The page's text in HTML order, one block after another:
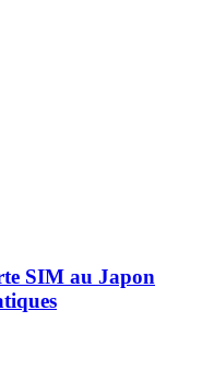
SIM au Japon